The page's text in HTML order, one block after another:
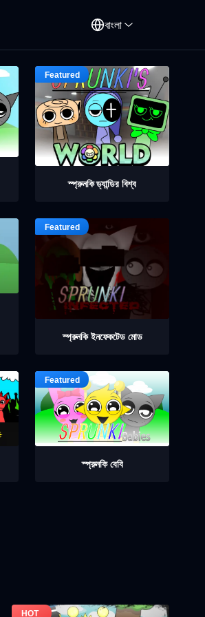
বাংলা
স্প্রুনকি ড্যান্ডির বিশ্ব
স্প্রুনকি ইনফেকটেড মোড
স্প্রুনকি বেবি